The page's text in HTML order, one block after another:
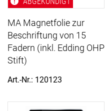
MA Magnetfolie zur
Beschriftung von 15
Fadern (inkl. Edding OHP
Stift)
Art.-Nr.: 120123